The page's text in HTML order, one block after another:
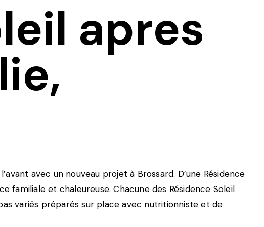
apres
avec un nouveau projet à Brossard. D’une Résidence
familiale et chaleureuse. Chacune des Résidence Soleil
variés préparés sur place avec nutritionniste et de